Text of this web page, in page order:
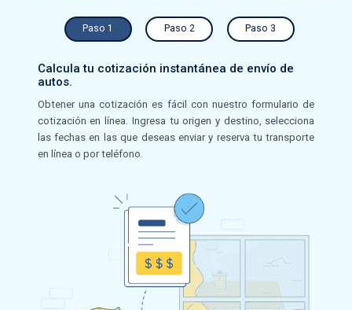
Paso 1 Paso 2 Paso 3
Calcula tu cotización instantánea de envío de
autos.
Obtener una cotización es fácil con nuestro formulario de
cotización en línea. Ingresa tu origen y destino, selecciona
las fechas en las que deseas enviar y reserva tu transporte
en línea o por teléfono.